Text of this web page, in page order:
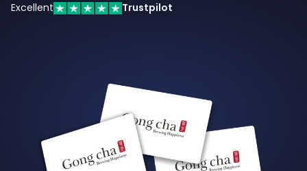
Excellent Trustpilot